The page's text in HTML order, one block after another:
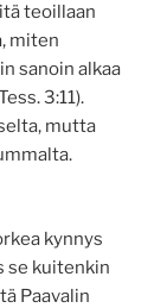
teoillaan
miten
sanoin alkaa
3:11).
mutta
kynnys
se kuitenkin
Paavalin